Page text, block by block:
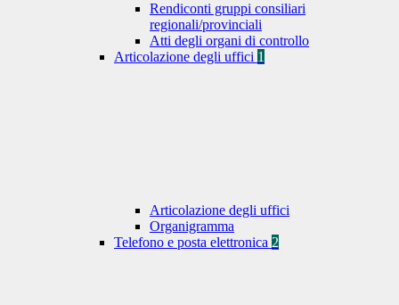
Rendiconti gruppi consiliari
regionali/provinciali
Atti degli organi di controllo
Articolazione degli uffici 1
Articolazione degli uffici
Organigramma
Telefono e posta elettronica 2